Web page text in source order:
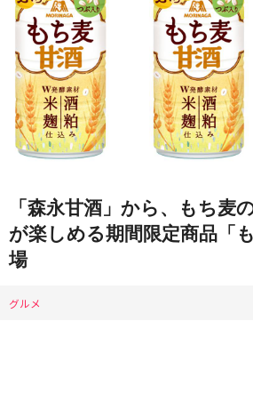
「森永甘酒」から、もち麦
が楽しめる期間限定商品「
場
グルメ